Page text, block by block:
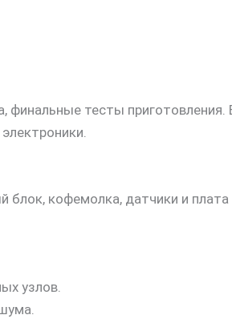
финальные тесты
блок, кофемолка, датчики и плата
узлов.